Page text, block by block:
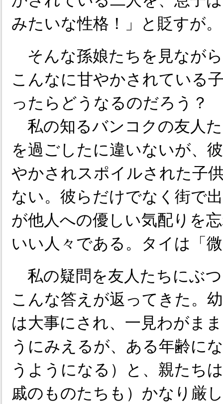
みたいな性格！」と貶すが。
そんな孫娘たちを見なが
こんなに甘やかされている
ったらどうなるのだろう？
私の知るバンコクの友人
を過ごしたに違いないが、
やかされスポイルされた子
ない。彼らだけでなく街で
が他人への優しい気配りを
いい人々である。タイは「
私の疑問を友人たちにぶ
こんな答えが返ってきた。
は大事にされ、一見わがま
うにみえるが、ある年齢に
うようになる）と、親たち
戚のものたちも）かなり厳